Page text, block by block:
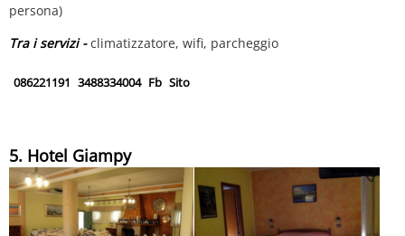
persona)
Tra i servizi -climatizzatore, wifi, parcheggio
086221191 3488334004 Fb Sito
5. Hotel Giampy